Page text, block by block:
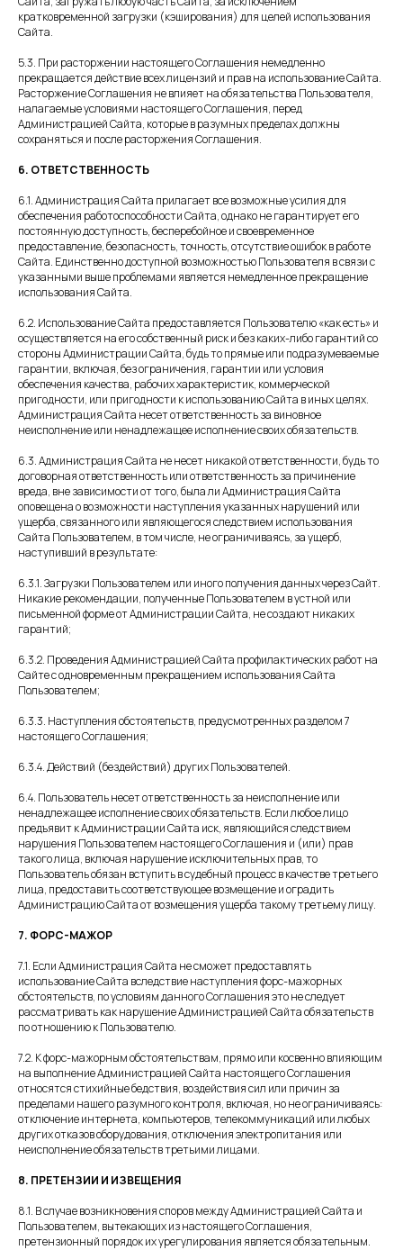
кратковременной загрузки (кэширования) для целей использования
Сайта.
5.3. При расторжении настоящего Соглашения немедленно
прекращается действие всех лицензий и прав на использование Сайта.
Расторжение Соглашения не влияет на обязательства Пользователя,
налагаемые условиями настоящего Соглашения, перед
Администрацией Сайта, которые в разумных пределах должны
сохраняться и после расторжения Соглашения.
6. ОТВЕТСТВЕННОСТЬ
6.1. Администрация Сайта прилагает все возможные усилия для
обеспечения работоспособности Сайта, однако не гарантирует его
постоянную доступность, бесперебойное и своевременное
предоставление, безопасность, точность, отсутствие ошибок в работе
Сайта. Единственно доступной возможностью Пользователя в связи с
указанными выше проблемами является немедленное прекращение
использования Сайта.
6.2. Использование Сайта предоставляется Пользователю «как есть» и
осуществляется на его собственный риск и без каких-либо гарантий со
стороны Администрации Сайта, будь то прямые или подразумеваемые
гарантии, включая, без ограничения, гарантии или условия
обеспечения качества, рабочих характеристик, коммерческой
пригодности, или пригодности к использованию Сайта в иных целях.
Администрация Сайта несет ответственность за виновное
неисполнение или ненадлежащее исполнение своих обязательств.
6.3. Администрация Сайта не несет никакой ответственности, будь то
договорная ответственность или ответственность за причинение
вреда, вне зависимости от того, была ли Администрация Сайта
оповещена о возможности наступления указанных нарушений или
ущерба, связанного или являющегося следствием использования
Сайта Пользователем, в том числе, не ограничиваясь, за ущерб,
наступивший в результате:
6.3.1. Загрузки Пользователем или иного получения данных через Сайт.
Никакие рекомендации, полученные Пользователем в устной или
письменной форме от Администрации Сайта, не создают никаких
гарантий;
6.3.2. Проведения Администрацией Сайта профилактических работ на
Сайте с одновременным прекращением использования Сайта
Пользователем;
6.3.3. Наступления обстоятельств, предусмотренных разделом 7
настоящего Соглашения;
6.3.4. Действий (бездействий) других Пользователей.
6.4. Пользователь несет ответственность за неисполнение или
ненадлежащее исполнение своих обязательств. Если любое лицо
предъявит к Администрации Сайта иск, являющийся следствием
нарушения Пользователем настоящего Соглашения и (или) прав
такого лица, включая нарушение исключительных прав, то
Пользователь обязан вступить в судебный процесс в качестве третьего
лица, предоставить соответствующее возмещение и оградить
Администрацию Сайта от возмещения ущерба такому третьему лицу.
7. ФОРС-МАЖОР
7.1. Если Администрация Сайта не сможет предоставлять
использование Сайта вследствие наступления форс-мажорных
обстоятельств, по условиям данного Соглашения это не следует
рассматривать как нарушение Администрацией Сайта обязательств
по отношению к Пользователю.
7.2. К форс-мажорным обстоятельствам, прямо или косвенно влияющим
на выполнение Администрацией Сайта настоящего Соглашения
относятся стихийные бедствия, воздействия сил или причин за
пределами нашего разумного контроля, включая, но не ограничиваясь:
отключение интернета, компьютеров, телекоммуникаций или любых
других отказов оборудования, отключения электропитания или
неисполнение обязательств третьими лицами.
8. ПРЕТЕНЗИИ И ИЗВЕЩЕНИЯ
8.1. В случае возникновения споров между Администрацией Сайта и
Пользователем, вытекающих из настоящего Соглашения,
претензионный порядок их урегулирования является обязательным.